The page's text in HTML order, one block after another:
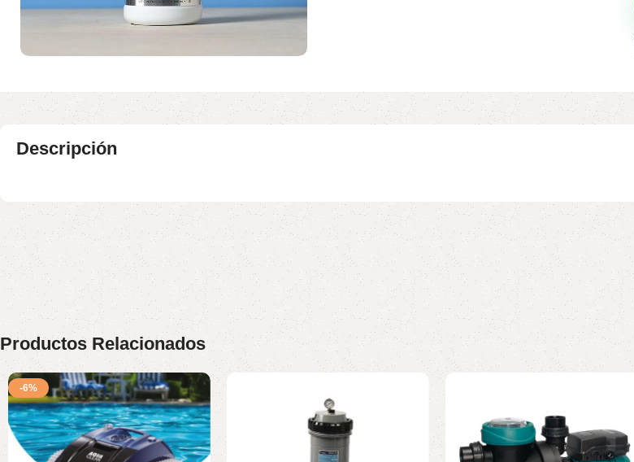
Descripción
Productos Relacionados
-6%